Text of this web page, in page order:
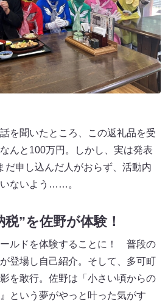
を聞いたところ、この返礼品を受
んと100万円。しかし、実は発表
だ申し込んだ人がおらず、活動内
ないよう……。
”を佐野が体験！
ルドを体験することに！ 普段の
登場し自己紹介。そして、多可町
を敢行。佐野は「小さい頃からの
という夢がやっと叶った気がす